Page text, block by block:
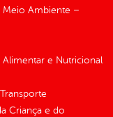
Meio Ambiente –
e Nutricional
Criança e do